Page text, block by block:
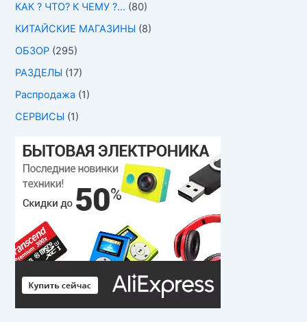
КАК ? ЧТО? К ЧЕМУ ?… (80)
КИТАЙСКИЕ МАГАЗИНЫ (8)
ОБЗОР (295)
РАЗДЕЛЫ (17)
Распродажа (1)
СЕРВИСЫ (1)